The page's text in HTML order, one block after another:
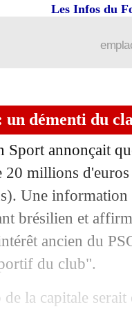
Les Infos du
un démenti du
annonçait
millions
Une
brésilien et
ancien du
du club".
la capitale
"autre" Messi
l'exemple
Francfort, avec 2
et qualification
du contrat
du jour
Lucas